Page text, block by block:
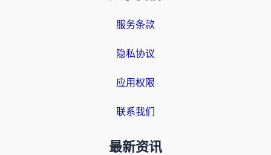
服务条款
隐私协议
应用权限
联系我们
最新资讯